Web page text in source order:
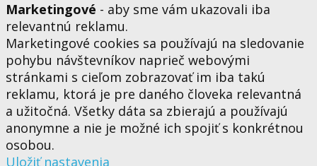
Marketingové - aby sme vám ukazovali iba
relevantnú reklamu.
Marketingové cookies sa používajú na sledovanie
pohybu návštevníkov naprieč webovými
stránkami s cieľom zobrazovať im iba takú
reklamu, ktorá je pre daného človeka relevantná
a užitočná. Všetky dáta sa zbierajú a používajú
anonymne a nie je možné ich spojiť s konkrétnou
osobou.
Uložiť nastavenia